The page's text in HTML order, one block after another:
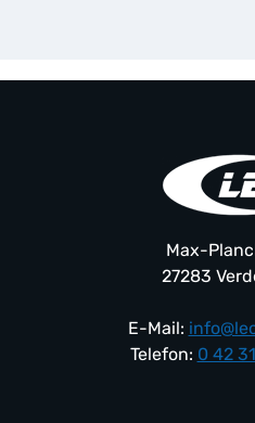
Max-
27283
E-Mail:
Telefon: 0 42